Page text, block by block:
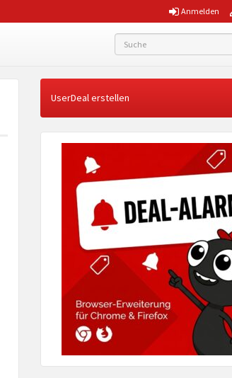
Anmelden
UserDeal erstellen